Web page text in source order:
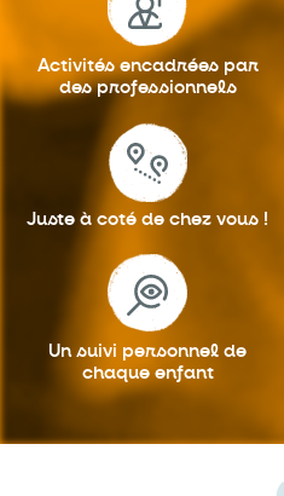
Activités encadrées par
des professionnels
Juste à coté de chez vous !
Un suivi personnel de
chaque enfant